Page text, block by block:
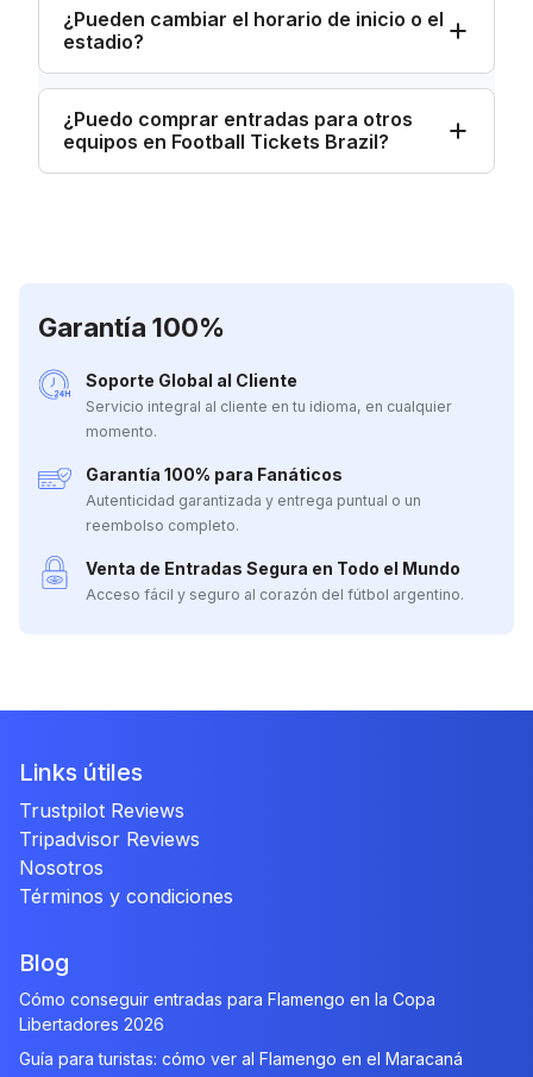
¿Pueden cambiar el horario de inicio o el
estadio?
¿Puedo comprar entradas para otros
equipos en Football Tickets Brazil?
Garantía 100%
Soporte Global al Cliente
Servicio integral al cliente en tu idioma, en cualquier
momento.
Garantía 100% para Fanáticos
Autenticidad garantizada y entrega puntual o un
reembolso completo.
Venta de Entradas Segura en Todo el Mundo
Acceso fácil y seguro al corazón del fútbol argentino.
Links útiles
Trustpilot Reviews
Tripadvisor Reviews
Nosotros
Términos y condiciones
Blog
Cómo conseguir entradas para Flamengo en la Copa
Libertadores 2026
Guía para turistas: cómo ver al Flamengo en el Maracaná